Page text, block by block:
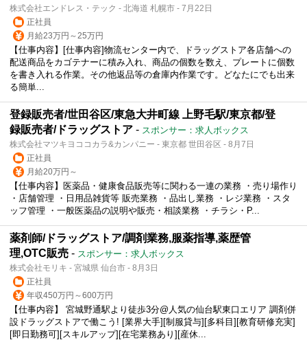
株式会社エンドレス・テック - 北海道 札幌市 - 7月22日
正社員
月給23万円～25万円
【仕事内容】[仕事内容]物流センター内で、ドラッグストア各店舗への
配送商品をカゴテナーに積み入れ、商品の個数を数え、プレートに個数
を書き入れる作業。その他返品等の倉庫内作業です。どなたにでも出来
る簡単...
登録販売者/世田谷区/東急大井町線 上野毛駅/東京都/登
録販売者/ドラッグストア - スポンサー：求人ボックス
株式会社マツキヨココカラ&カンパニー - 東京都 世田谷区 - 8月7日
正社員
月給20万円～
【仕事内容】医薬品・健康食品販売等に関わる一連の業務 ・売り場作り
・店舗管理 ・日用品雑貨等 販売業務 ・品出し業務 ・レジ業務 ・スタ
ッフ管理 ・一般医薬品の説明や販売・相談業務 ・チラシ・P...
薬剤師/ドラッグストア/調剤業務,服薬指導,薬歴管
理,OTC販売 - スポンサー：求人ボックス
株式会社モリキ - 宮城県 仙台市 - 8月3日
正社員
年収450万円～600万円
【仕事内容】 宮城野通駅より徒歩3分@人気の仙台駅東口エリア 調剤併
設ドラッグストアで働こう! [業界大手][制服貸与][多科目][教育研修充実]
[即日勤務可][スキルアップ][在宅業務あり][産休...